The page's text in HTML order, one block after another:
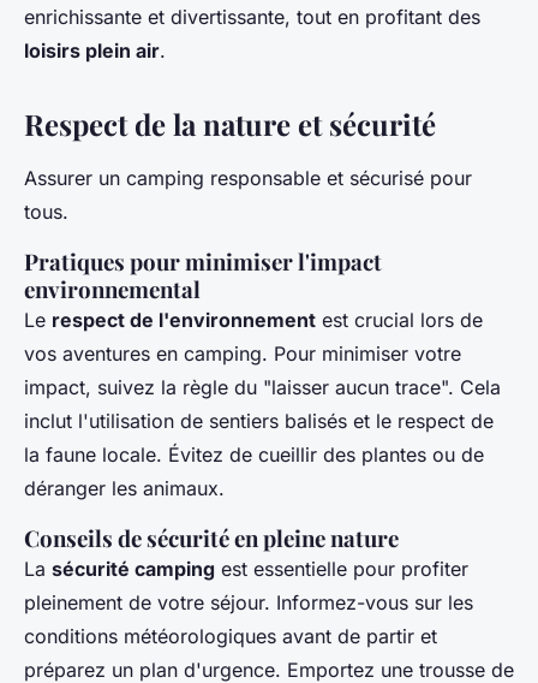
enrichissante et divertissante, tout en profitant des
loisirs plein air.
Respect de la nature et sécurité
Assurer un camping responsable et sécurisé pour
tous.
Pratiques pour minimiser l'impact
environnemental
Le respect de l'environnement est crucial lors de
vos aventures en camping. Pour minimiser votre
impact, suivez la règle du "laisser aucun trace". Cela
inclut l'utilisation de sentiers balisés et le respect de
la faune locale. Évitez de cueillir des plantes ou de
déranger les animaux.
Conseils de sécurité en pleine nature
La sécurité camping est essentielle pour profiter
pleinement de votre séjour. Informez-vous sur les
conditions météorologiques avant de partir et
préparez un plan d'urgence. Emportez une trousse de